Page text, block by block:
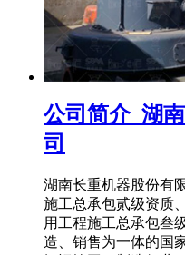
公司简介_湖
司
湖南长重机器股份有
施工总承包贰级资质
用工程施工总承包叁
造、销售为一体的国